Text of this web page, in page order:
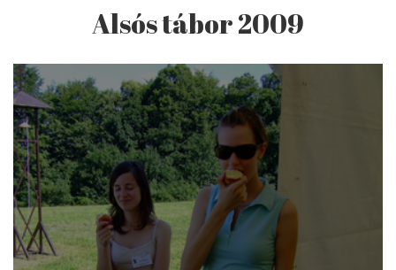
Alsós tábor 2009